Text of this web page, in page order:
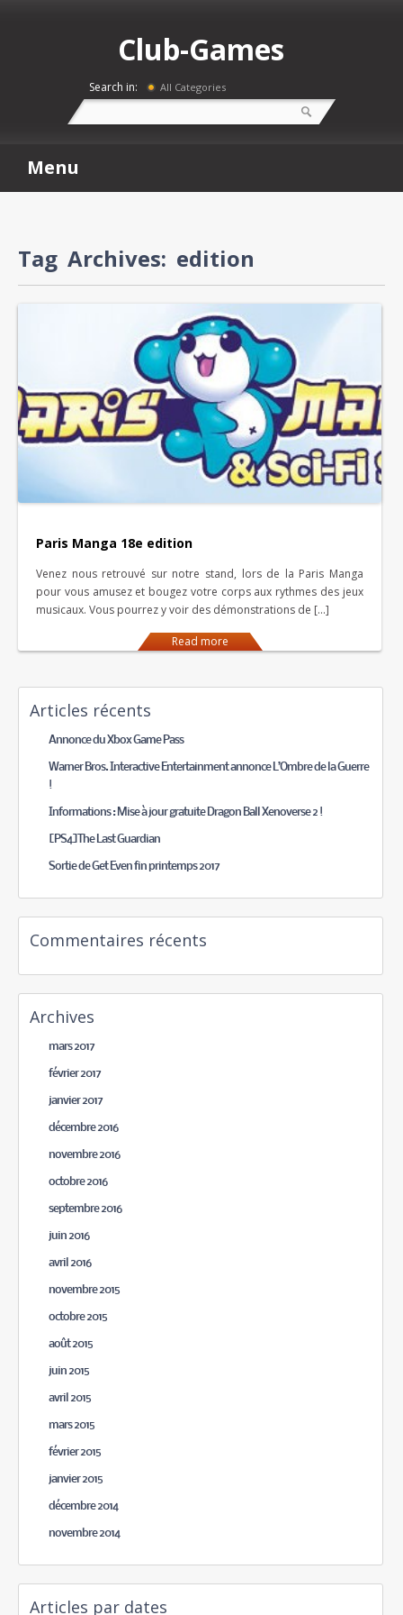
Club-Games
Search in: All Categories
Menu
Tag Archives: edition
Paris Manga 18e edition
Venez nous retrouvé sur notre stand, lors de la Paris Manga
pour vous amusez et bougez votre corps aux rythmes des jeux
musicaux. Vous pourrez y voir des démonstrations de […]
Read more
Articles récents
Annonce du Xbox Game Pass
Warner Bros. Interactive Entertainment annonce L’Ombre de la Guerre
!
Informations : Mise à jour gratuite Dragon Ball Xenoverse 2 !
[PS4]The Last Guardian
Sortie de Get Even fin printemps 2017
Commentaires récents
Archives
mars 2017
février 2017
janvier 2017
décembre 2016
novembre 2016
octobre 2016
septembre 2016
juin 2016
avril 2016
novembre 2015
octobre 2015
août 2015
juin 2015
avril 2015
mars 2015
février 2015
janvier 2015
décembre 2014
novembre 2014
Articles par dates